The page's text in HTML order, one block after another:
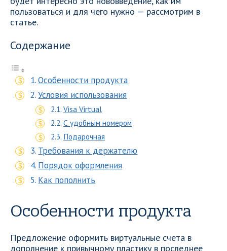
пользоваться и для чего нужно — рассмотрим в
статье.
Содержание
Особенности продукта
Условия использования
Visa Virtual
С удобным номером
Подарочная
Требования к держателю
Порядок оформления
Как пополнить
Особенности продукта
Предложение оформить виртуальные счета в
дополнение к привычному пластику в последнее